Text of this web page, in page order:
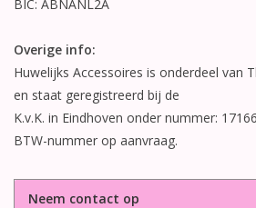
BIC: ABNANL2A
Overige info:
Huwelijks Accessoires is onderdeel van
en staat geregistreerd bij de
K.v.K. in Eindhoven onder nummer:
BTW-nummer op aanvraag.
Neem contact op